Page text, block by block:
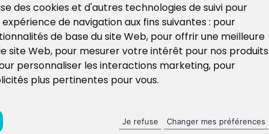
des cookies et d'autres technologies de suivi pour
de navigation aux fins suivantes : pour
de base du site Web, pour offrir une meilleure
site Web, pour mesurer votre intérêt pour nos produits
personnaliser les interactions marketing, pour
plus pertinentes pour vous.
Je refuse Changer mes préférences